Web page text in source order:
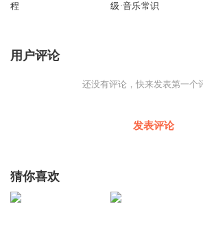
程
级·音乐常识
用户评论
还没有评论，快来发表第一个
发表评论
猜你喜欢